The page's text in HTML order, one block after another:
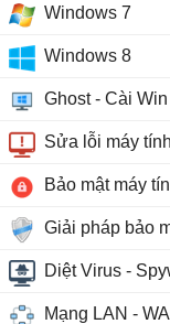
Windows 7
Windows 8
Ghost - Cài Win
Sửa lỗi máy tính
Bảo mật máy
Giải pháp bảo
Diệt Virus -
Mạng LAN -